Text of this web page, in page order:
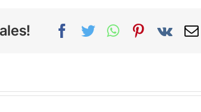
Facebook
TwitterWhatsAppPinterest
Vk